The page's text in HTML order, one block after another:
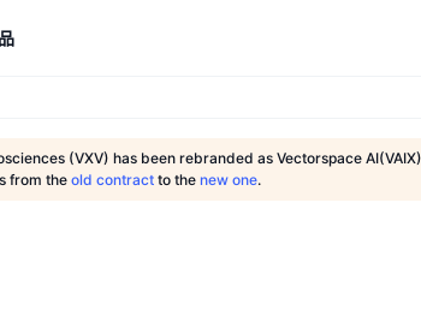
(VXV) has been rebranded as Vectorspace
from the old contract to the new one.